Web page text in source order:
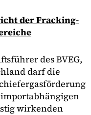
der Fracking-
des BVEG,
darf die
wirkenden